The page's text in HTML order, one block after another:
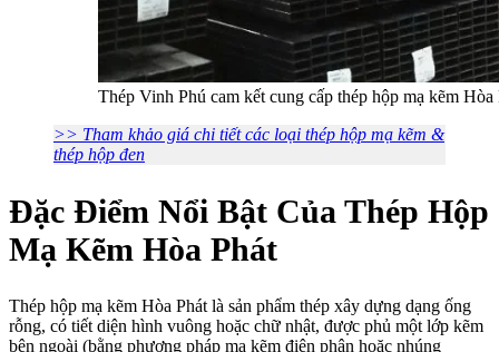
Thép Vinh Phú cam kết cung cấp thép hộp mạ kẽm
>> Tham khảo giá chi tiết các loại thép hộp mạ kẽm &
thép hộp đen
Đặc Điểm Nổi Bật Của Thép Hộp
Mạ Kẽm Hòa Phát
Thép hộp mạ kẽm Hòa Phát là sản phẩm thép xây dựng dạng ống
rỗng, có tiết diện hình vuông hoặc chữ nhật, được phủ một lớp kẽm
bên ngoài (bằng phương pháp mạ kẽm điện phân hoặc nhúng